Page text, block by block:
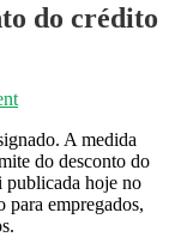
do crédito
on
margem
de
desconto
do
. A medida
do desconto do
publicada hoje no
empregados,